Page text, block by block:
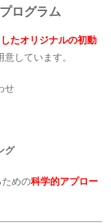
ログラム
たオリジナルの初動
しています。
せ
グ
ための科学的アプロー